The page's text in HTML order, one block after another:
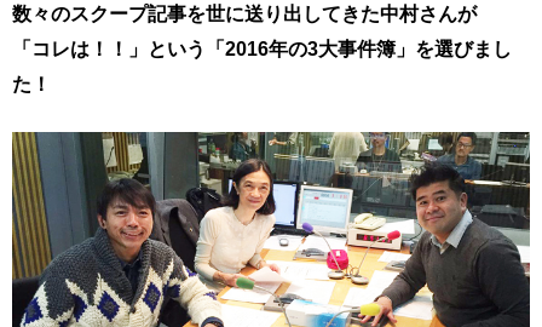
数々のスクープ記事を世に送り出してきた中村さんが
「コレは！！」という「2016年の3大事件簿」を選びまし
た！